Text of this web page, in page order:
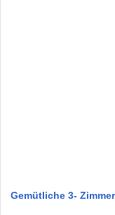
Gemütliche 3-